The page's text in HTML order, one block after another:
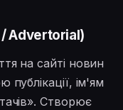
/ Advertorial)
на сайті новин
ім'ям
Створює